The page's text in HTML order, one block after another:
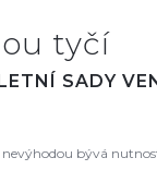
tyčí
SADY
bývá